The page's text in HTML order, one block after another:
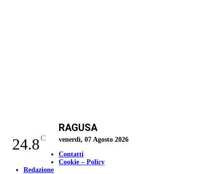
24.8C
RAGUSA
venerdì, 07 Agosto 2026
Contatti
Cookie – Policy
Redazione